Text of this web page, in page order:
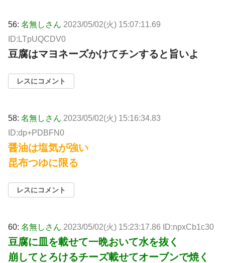
56: 名無しさん 2023/05/02(火) 15:07:11.69
ID:LTpUQCDV0
豆腐はマヨネーズかけてチンすると旨いよ
レスにコメント
58: 名無しさん 2023/05/02(火) 15:16:34.83
ID:dp+PDBFN0
醤油は塩気が強い
昆布つゆに限る
レスにコメント
60: 名無しさん 2023/05/02(火) 15:23:17.86 ID:npxCb1c30
豆腐に皿を載せて一晩おいて水を抜く
崩してとろけるチーズ載せてオーブンで焼く